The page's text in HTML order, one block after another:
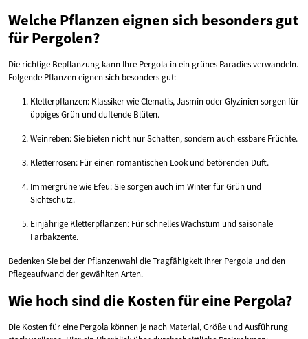
Welche Pflanzen eignen sich besonders gut
für Pergolen?
Die richtige Bepflanzung kann Ihre Pergola in ein grünes Paradies verwandeln.
Folgende Pflanzen eignen sich besonders gut:
Kletterpflanzen: Klassiker wie Clematis, Jasmin oder Glyzinien sorgen für
üppiges Grün und duftende Blüten.
Weinreben: Sie bieten nicht nur Schatten, sondern auch essbare Früchte.
Kletterrosen: Für einen romantischen Look und betörenden Duft.
Immergrüne wie Efeu: Sie sorgen auch im Winter für Grün und
Sichtschutz.
Einjährige Kletterpflanzen: Für schnelles Wachstum und saisonale
Farbakzente.
Bedenken Sie bei der Pflanzenwahl die Tragfähigkeit Ihrer Pergola und den
Pflegeaufwand der gewählten Arten.
Wie hoch sind die Kosten für eine Pergola?
Die Kosten für eine Pergola können je nach Material, Größe und Ausführung